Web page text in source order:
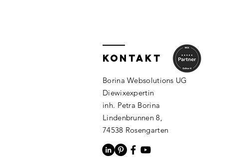
KONTAKT
Borina Websolutions UG
Diewixexpertin
inh. Petra Borina
Lindenbrunnen 8,
74538 Rosengarten